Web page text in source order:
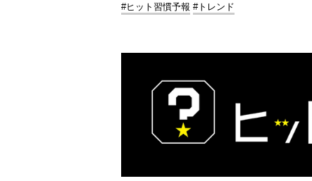
#ヒット習慣予報 #トレンド